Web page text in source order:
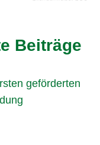
Beiträge
geförderten